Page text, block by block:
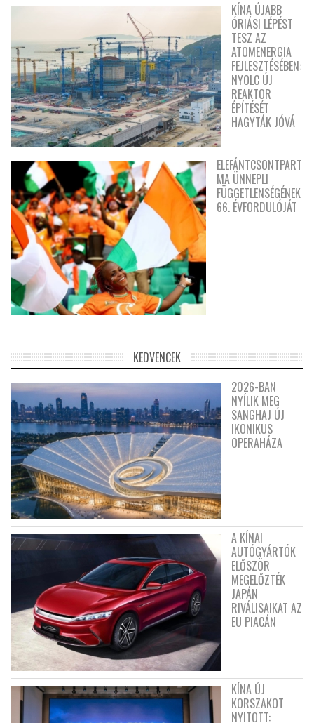
KÍNA ÚJABB
ÓRIÁSI LÉPÉST
TESZ AZ
ATOMENERGIA
FEJLESZTÉSÉBEN:
NYOLC ÚJ
REAKTOR
ÉPÍTÉSÉT
HAGYTÁK JÓVÁ
ELEFÁNTCSONTPART
MA ÜNNEPLI
FÜGGETLENSÉGÉNEK
66. ÉVFORDULÓJÁT
KEDVENCEK
2026-BAN
NYÍLIK MEG
SANGHAJ ÚJ
IKONIKUS
OPERAHÁZA
A KÍNAI
AUTÓGYÁRTÓK
ELŐSZÖR
MEGELŐZTÉK
JAPÁN
RIVÁLISAIKAT AZ
EU PIACÁN
KÍNA ÚJ
KORSZAKOT
NYITOTT: